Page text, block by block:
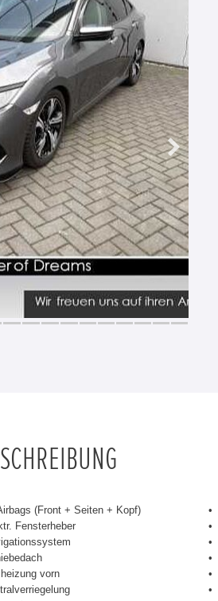
(Front + Seiten + Kopf)
Fensterheber
vorn